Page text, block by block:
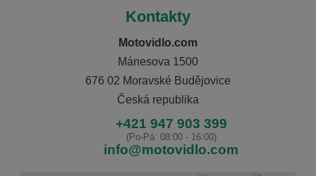
Kontakty
Motovidlo.com
Mánesova 1500
676 02 Moravské Budějovice
Česká republika
+421 947 903 399
(Po-Pá: 08:00 - 16:00)
info@motovidlo.com